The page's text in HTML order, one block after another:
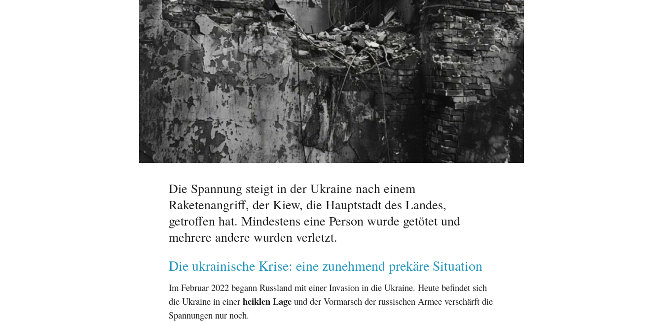
Die Spannung steigt in der Ukraine nach einem
Raketenangriff, der Kiew, die Hauptstadt des Landes,
getroffen hat. Mindestens eine Person wurde getötet und
mehrere andere wurden verletzt.
Die ukrainische Krise: eine zunehmend prekäre Situation
Im Februar 2022 begann Russland mit einer Invasion in die Ukraine. Heute befindet sich
die Ukraine in einer heiklen Lage und der Vormarsch der russischen Armee verschärft die
Spannungen nur noch.